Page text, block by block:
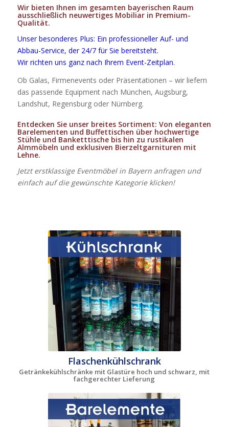
Wir bieten Ihnen im gesamten bayerischen Raum
ausschließlich neuwertiges Mobiliar in Premium-
Qualität.
Unser besonderes Plus: Ein professioneller Auf- und
Abbau-Service, der 24/7 für Sie bereitsteht.
Wir richten uns ganz nach Ihrem Event-Zeitplan.
Ob Galas, Firmenevents oder Präsentationen – wir liefern
das passende Equipment nach München, Augsburg,
Landshut, Regensburg oder Nürnberg.
Entdecken Sie unser breites Sortiment: Von eleganten
Barelementen und Buffettischen über hochwertige
Stühle und Banketttische bis hin zu rustikalen
Almmöbeln und exklusiven Bierzeltgarnituren mit
Lehne.
Jetzt erstklassige Eventmöbel in Bayern anfragen und
einfach auf die gewünschte Kategorie klicken!
Flaschenkühlschrank
Getränkekühlschränke mit Glastüre hoch und schwarz, mit
fachgerechter Lieferung